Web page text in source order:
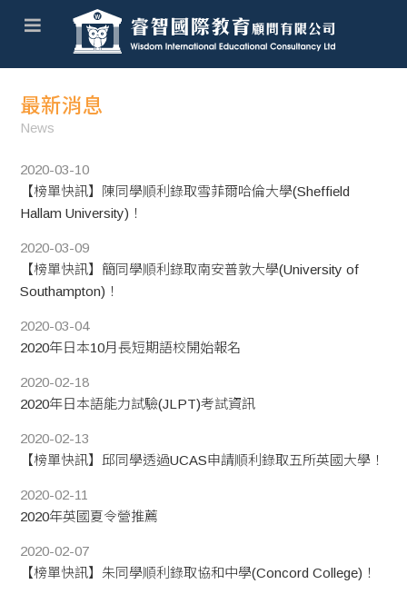
最新消息
News
2020-03-10
【榜單快訊】陳同學順利錄取雪菲爾哈倫大學(Sheffield
Hallam University)！​
2020-03-09
【榜單快訊】簡同學順利錄取南安普敦大學(University of
Southampton)！​
2020-03-04
2020年日本10月長短期語校開始報名
2020-02-18
2020年日本語能力試驗(JLPT)考試資訊
2020-02-13
【榜單快訊】邱同學透過UCAS申請順利錄取五所英國大學！
2020-02-11
2020年英國夏令營推薦
2020-02-07
【榜單快訊】朱同學順利錄取協和中學(Concord College)！​